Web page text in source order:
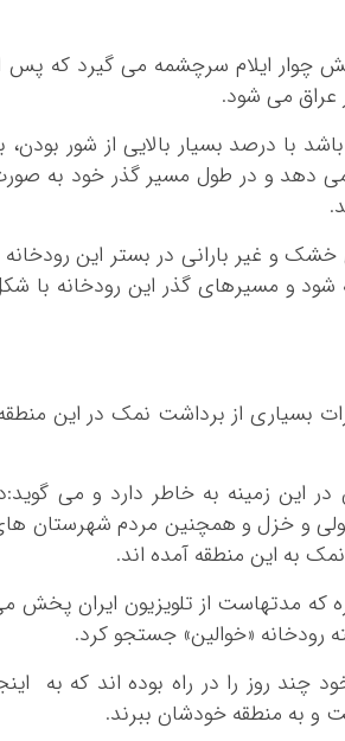
هرمزگان
یزد
چوار ایلام سرچشمه می گیرد که پس
عراق می شود.
با درصد بسیار بالایی از شور بودن،
دهد و در طول مسیر گذر خود به
و غیر بارانی در بستر این رودخانه
شود و مسیرهای گذر این رودخانه با
بسیاری از برداشت نمک در این
این زمینه به خاطر دارد و می
بولی و خزل و همچنین مردم شهرستان
به این منطقه آمده اند.
که مدتهاست از تلویزیون ایران پخش
رودخانه «خوالین» جستجو کرد.
چند روز را در راه بوده اند که به
و به منطقه خودشان ببرند.